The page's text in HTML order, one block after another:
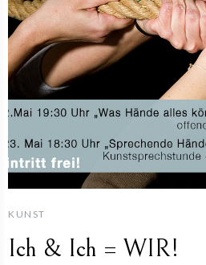
KUNST
Ich & Ich = WIR!